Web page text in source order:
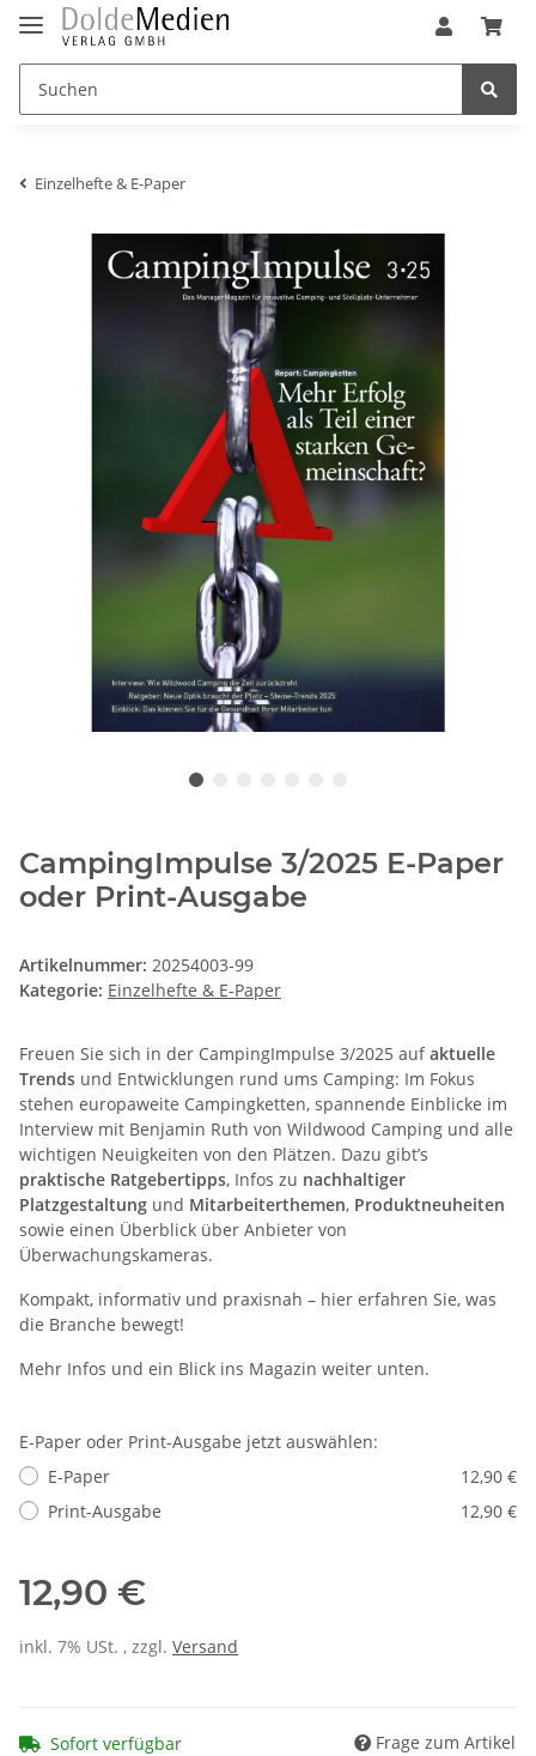
Einzelhefte & E-Paper
CampingImpulse 3/2025 E-Paper
oder Print-Ausgabe
Artikelnummer: 20254003-99
Kategorie: Einzelhefte & E-Paper
Freuen Sie sich in der CampingImpulse 3/2025 aufaktuelle
Trends und Entwicklungen rund ums Camping: Im Fokus
stehen europaweite Campingketten, spannende Einblicke im
Interview mit Benjamin Ruth von Wildwood Camping und alle
wichtigen Neuigkeiten von den Plätzen. Dazu gibt’s
praktische Ratgebertipps, Infos zu nachhaltiger
Platzgestaltung und Mitarbeiterthemen, Produktneuheiten
sowie einen Überblick über Anbieter von
Überwachungskameras.
Kompakt, informativ und praxisnah – hier erfahren Sie, was
die Branche bewegt!
Mehr Infos und ein Blick ins Magazin weiter unten.
E-Paper oder Print-Ausgabe jetzt auswählen:
E-Paper
12,90 €
Print-Ausgabe
12,90 €
12,90 €
inkl. 7% USt. , zzgl. Versand
Sofort verfügbar Frage zum Artikel